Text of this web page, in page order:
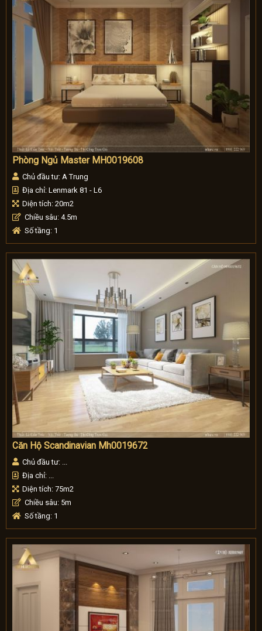
Phòng Ngủ Master MH0019608
Chủ đầu tư: A Trung
Địa chỉ: Lenmark 81 - L6
Diện tích: 20m2
Chiều sâu: 4.5m
Số tầng: 1
Căn Hộ Scandinavian Mh0019672
Chủ đầu tư: ...
Địa chỉ: ...
Diện tích: 75m2
Chiều sâu: 5m
Số tầng: 1